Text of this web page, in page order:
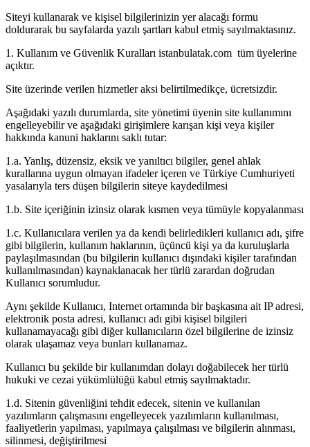
Siteyi kullanarak ve kişisel bilgilerinizin yer alacağı formu
doldurarak bu sayfalarda yazılı şartları kabul etmiş sayılmaktasınız.
1. Kullanım ve Güvenlik Kuralları istanbulatak.com tüm üyelerine
açıktır.
Site üzerinde verilen hizmetler aksi belirtilmedikçe, ücretsizdir.
Aşağıdaki yazılı durumlarda, site yönetimi üyenin site kullanımını
engelleyebilir ve aşağıdaki girişimlere karışan kişi veya kişiler
hakkında kanuni haklarını saklı tutar:
1.a. Yanlış, düzensiz, eksik ve yanıltıcı bilgiler, genel ahlak
kurallarına uygun olmayan ifadeler içeren ve Türkiye Cumhuriyeti
yasalarıyla ters düşen bilgilerin siteye kaydedilmesi
1.b. Site içeriğinin izinsiz olarak kısmen veya tümüyle kopyalanması
1.c. Kullanıcılara verilen ya da kendi belirledikleri kullanıcı adı, şifre
gibi bilgilerin, kullanım haklarının, üçüncü kişi ya da kuruluşlarla
paylaşılmasından (bu bilgilerin kullanıcı dışındaki kişiler tarafından
kullanılmasından) kaynaklanacak her türlü zarardan doğrudan
Kullanıcı sorumludur.
Aynı şekilde Kullanıcı, Internet ortamında bir başkasına ait IP adresi,
elektronik posta adresi, kullanıcı adı gibi kişisel bilgileri
kullanamayacağı gibi diğer kullanıcıların özel bilgilerine de izinsiz
olarak ulaşamaz veya bunları kullanamaz.
Kullanıcı bu şekilde bir kullanımdan dolayı doğabilecek her türlü
hukuki ve cezai yükümlülüğü kabul etmiş sayılmaktadır.
1.d. Sitenin güvenliğini tehdit edecek, sitenin ve kullanılan
yazılımların çalışmasını engelleyecek yazılımların kullanılması,
faaliyetlerin yapılması, yapılmaya çalışılması ve bilgilerin alınması,
silinmesi, değiştirilmesi